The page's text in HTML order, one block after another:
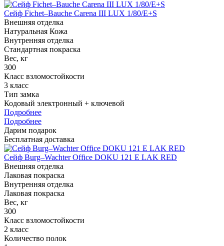
Сейф Fichet–Bauche Carena III LUX 1/80/E+S
Внешняя отделка
Натуральная Кожа
Внутренняя отделка
Стандартная покраска
Вес, кг
300
Класс взломостойкости
3 класс
Тип замка
Кодовый электронный + ключевой
Подробнее
Подробнее
Дарим подарок
Бесплатная доставка
Сейф Burg–Wachter Office DOKU 121 E LAK RED
Внешняя отделка
Лаковая покраска
Внутренняя отделка
Лаковая покраска
Вес, кг
300
Класс взломостойкости
2 класс
Количество полок